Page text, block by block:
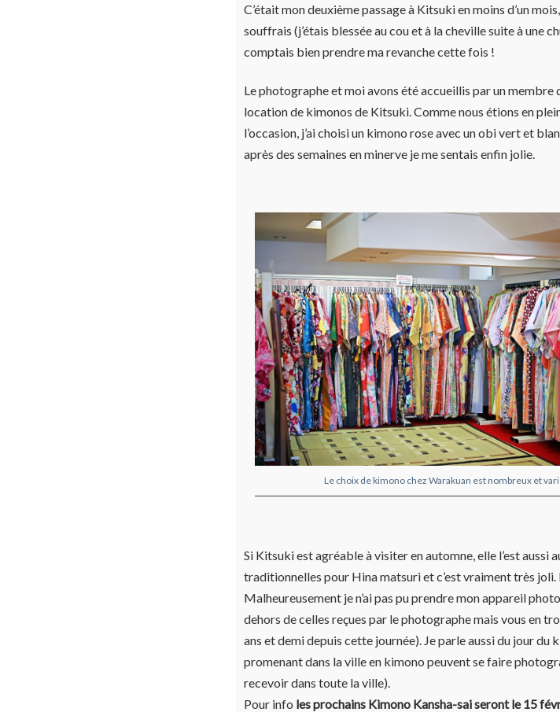
C’était mon deuxième passage à Kitsuki en moins d’un
souffrais (j’étais blessée au cou et à la cheville suite à une
comptais bien prendre ma revanche cette fois !
Le photographe et moi avons été accueillis par un membre
location de kimonos de Kitsuki. Comme nous étions en
l’occasion, j’ai choisi un kimono rose avec un obi vert et
après des semaines en minerve je me sentais enfin jolie.
Le choix de kimono chez Warakuan est nombreux et
Si Kitsuki est agréable à visiter en automne, elle l’est
traditionnelles pour Hina matsuri et c’est vraiment très joli.
Malheureusement je n’ai pas pu prendre mon appareil
dehors de celles reçues par le photographe mais vous en
ans et demi depuis cette journée). Je parle aussi du jour
promenant dans la ville en kimono peuvent se faire
recevoir dans toute la ville).
Pour info les prochains Kimono Kansha-sai seront le 15